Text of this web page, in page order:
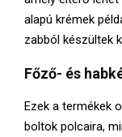
alapú krémek
zabból készültek
Főző- és
Ezek a termékek
boltok polcaira,